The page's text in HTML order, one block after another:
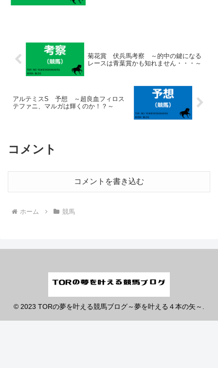
菊花賞 伏兵馬考察 ～的中の鍵になる
レースは青葉賞かも知れません・・・～
アルテミスS 予想 ～超良血フィロス
テファニ、マルガは輝くのか！？～
コメント
コメントを書き込む
ホーム 競馬
© 2023 TORの夢を叶える競馬ブログ～夢を叶える４本の矢～.